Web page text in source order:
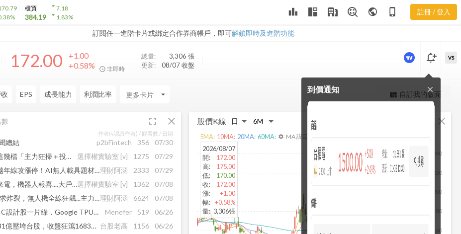
%
櫃買
384.19
arrow_drop_down7.18
arrow_drop_down1.83% leaderboard public phone_iphone 註冊 / 登入
訂閱任一進階卡片或綁定合作券商帳戶，即可解鎖即時及進階功能
社群
172.00
+1.00
+0.58%
非即時
總量: 3,306 張
更新:
08/07 收盤
更強大的進階價量圖表
notification_add
到價通知 close
VS
EPS 成長能力 利潤比率 arrow_drop_down view_quilt 自訂我的版面
fullscreen close
作者(v認證作者) / 觀看數 / 日期
總結 p2bFintech 356
07/30
大盤崩盤見大戶亮牌！這幾檔「主力狂掃＋投信連買」的避風港飆股，明天發車訊號曝光！
選擇權實驗室 [v] 1275
07/29
無視台股重摔，岱宇飛越年線攻漲停！AI無人載具題材曝光，還有誰跟上理財阿涵 2333
07/29
軍工無人機噴發！BBU來電，機器人報喜....大戶換股名單曝光選擇權實驗室 [v] 1362
07/08
AI封裝強勢噴發!BBU需求炸裂，無人機全線狂飆...主力換股下一波主流理財阿涵 6624
07/08
聯發科跌停失守4000！IC設計股一片綠，Google TPU還能撐住信仰嗎？
Menefer 519
06/26
史上次慘！外資倒貨1431億壓垮台股，收盤狂瀉1683點，IC設計與被動元件全面殺盤 台股老高 1156
06/26
股價K線 close
160
180
200
220
240
2026/08/07
開:
172.00
高:
175.00
低:
170.00
收:
172.00
漲:
+1.00
幅: +0.58%
量: 3,306張
5MA: 10MA: 20MA: 60MA: settings MA 設定